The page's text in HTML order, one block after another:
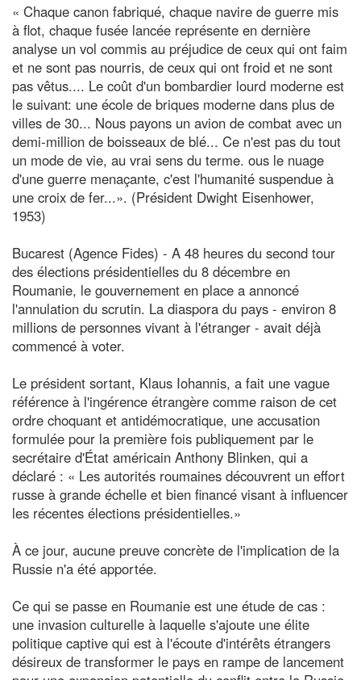
« Chaque canon fabriqué, chaque navire de guerre mis
à flot, chaque fusée lancée représente en dernière
analyse un vol commis au préjudice de ceux qui ont faim
et ne sont pas nourris, de ceux qui ont froid et ne sont
pas vêtus.... Le coût d'un bombardier lourd moderne est
le suivant: une école de briques moderne dans plus de
villes de 30... Nous payons un avion de combat avec un
demi-million de boisseaux de blé... Ce n'est pas du tout
un mode de vie, au vrai sens du terme. ous le nuage
d'une guerre menaçante, c'est l'humanité suspendue à
une croix de fer...». (Président Dwight Eisenhower,
1953)
Bucarest (Agence Fides) - A 48 heures du second tour
des élections présidentielles du 8 décembre en
Roumanie, le gouvernement en place a annoncé
l'annulation du scrutin. La diaspora du pays - environ 8
millions de personnes vivant à l'étranger - avait déjà
commencé à voter.
Le président sortant, Klaus Iohannis, a fait une vague
référence à l'ingérence étrangère comme raison de cet
ordre choquant et antidémocratique, une accusation
formulée pour la première fois publiquement par le
secrétaire d'État américain Anthony Blinken, qui a
déclaré : « Les autorités roumaines découvrent un effort
russe à grande échelle et bien financé visant à influencer
les récentes élections présidentielles.»
À ce jour, aucune preuve concrète de l'implication de la
Russie n'a été apportée.
Ce qui se passe en Roumanie est une étude de cas :
une invasion culturelle à laquelle s'ajoute une élite
politique captive qui est à l'écoute d'intérêts étrangers
désireux de transformer le pays en rampe de lancement